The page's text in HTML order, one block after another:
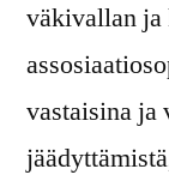
väkivallan
vastaisina ja